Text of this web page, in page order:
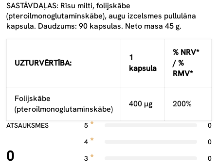
SASTĀVDAĻAS: Rīsu milti, folijskābe
(pteroilmonoglutamīnskābe), augu izcelsmes pullulāna
kapsula. Daudzums: 90 kapsulas. Neto masa 45 g.
UZTURVĒRTĪBA:
1
kapsula
% NRV*
/ %
RMV*
Folijskābe
(pteroilmonoglutamīnskābe)
400 μg 200%
ATSAUKSMES
0
5
0
4
0
3
0